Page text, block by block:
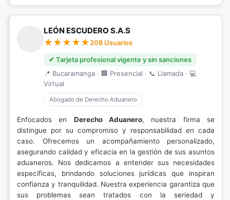
LEÓN ESCUDERO S.A.S
208 Usuarios
✔ Tarjeta profesional vigente y sin sanciones
📍 Bucaramanga · 🏢 Presencial · 📞 Llamada · 💻
Virtual
Abogado de Derecho Aduanero
Enfocados en Derecho Aduanero, nuestra firma se
distingue por su compromiso y responsabilidad en cada
caso. Ofrecemos un acompañamiento personalizado,
asegurando calidad y eficacia en la gestión de sus asuntos
aduaneros. Nos dedicamos a entender sus necesidades
específicas, brindando soluciones jurídicas que inspiran
confianza y tranquilidad. Nuestra experiencia garantiza que
sus problemas sean tratados con la seriedad y